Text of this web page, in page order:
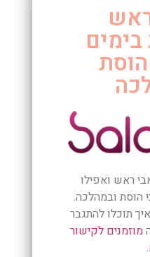
בימים
ראש ואפילו
הוסת ובמהלכה.
תוכלו להתגבר
מוזמנים לקישור
.